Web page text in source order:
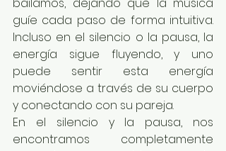
guíe cada paso de forma intuitiva.
Incluso en el silencio o la pausa, la
energía sigue fluyendo, y uno
puede sentir esta energía
moviéndose a través de su cuerpo
y conectando con su pareja.
En el silencio y la pausa, nos
encontramos completamente